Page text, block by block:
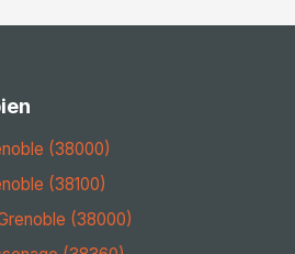
(38000)
(38100)
(38000)